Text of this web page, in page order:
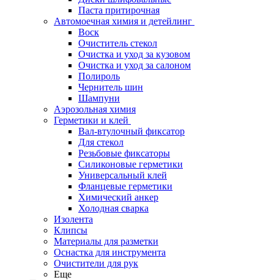
Паста притирочная
Автомоечная химия и детейлинг
Воск
Очиститель стекол
Очистка и уход за кузовом
Очистка и уход за салоном
Полироль
Чернитель шин
Шампуни
Аэрозольная химия
Герметики и клей
Вал-втулочный фиксатор
Для стекол
Резьбовые фиксаторы
Силиконовые герметики
Универсальный клей
Фланцевые герметики
Химический анкер
Холодная сварка
Изолента
Клипсы
Материалы для разметки
Оснастка для инструмента
Очистители для рук
Еще